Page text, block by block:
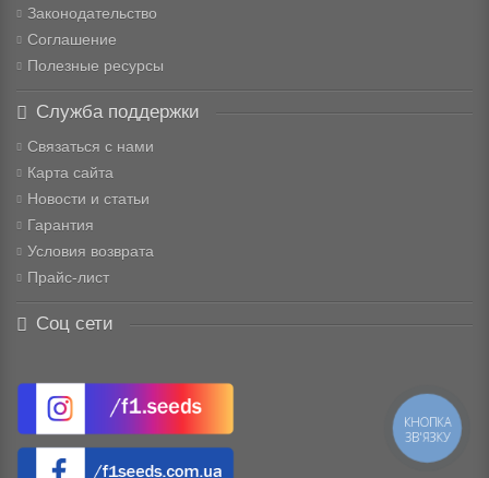
Законодательство
Соглашение
Полезные ресурсы
Служба поддержки
Связаться с нами
Карта сайта
Новости и статьи
Гарантия
Условия возврата
Прайс-лист
Соц сети
КНОПКА
ЗВ'ЯЗКУ